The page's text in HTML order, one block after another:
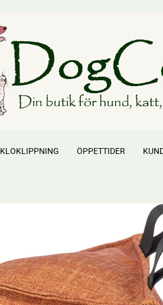
KLOKLIPPNING ÖPPETTIDER